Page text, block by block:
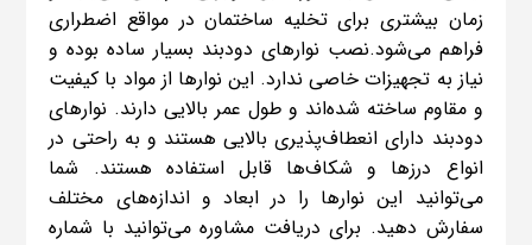
زمان بیشتری برای تخلیه ساختمان در مواقع اضطراری
فراهم می‌شود.نصب نوارهای دودبند بسیار ساده بوده و
نیاز به تجهیزات خاصی ندارد. این نوارها از مواد با کیفیت
و مقاوم ساخته شده‌اند و طول عمر بالایی دارند. نوارهای
دودبند دارای انعطاف‌پذیری بالایی هستند و به راحتی در
انواع درزها و شکاف‌ها قابل استفاده هستند. شما
می‌توانید این نوارها را در ابعاد و اندازه‌های مختلف
سفارش دهید. برای دریافت مشاوره می‌توانید با شماره